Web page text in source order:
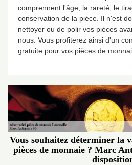
comprennent l'âge, la rareté, le
conservation de la pièce. Il n'est
nettoyer ou de polir vos pièces
nous. Vous profiterez ainsi d'un
gratuite pour vos pièces de
Vous souhaitez déterminer la
pièces de monnaie ? Marc